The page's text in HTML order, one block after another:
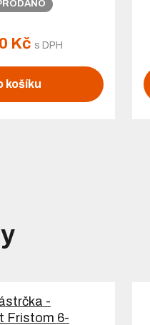
Kč s DPH
košíku